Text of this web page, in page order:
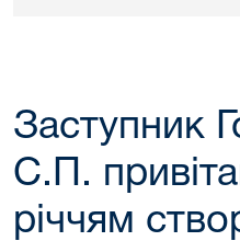
Заступник
С.П.
річчям